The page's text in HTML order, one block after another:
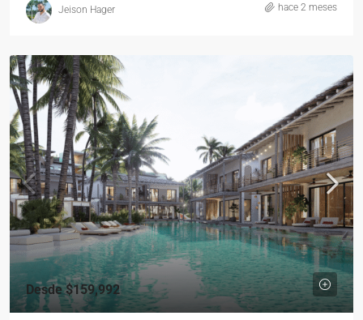
Jeison Hager hace 2 meses
Desde$159,992